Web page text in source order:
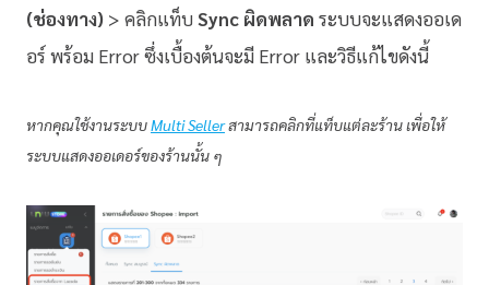
(ช่องทาง) > คลิกแท็บ Sync ผิดพลาด ระบบจะแสดงออเด
อร์ พร้อม Error ซึ่งเบื้องต้นจะมี Error และวิธีแก้ไขดังนี้
หากคุณใช้งานระบบMulti Sellerสามารถคลิกที่แท็บแต่ละร้าน เพื่อให้
ระบบแสดงออเดอร์ของร้านนั้น ๆ